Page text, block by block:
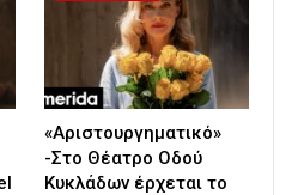
«Αριστουργηματικό»
-Στο Θέατρο Οδού
Κυκλάδων έρχεται το